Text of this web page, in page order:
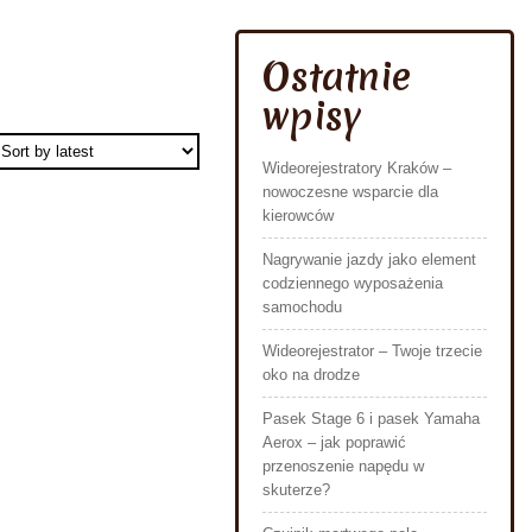
Ostatnie
wpisy
Wideorejestratory Kraków –
nowoczesne wsparcie dla
kierowców
Nagrywanie jazdy jako element
codziennego wyposażenia
samochodu
Wideorejestrator – Twoje trzecie
oko na drodze
Pasek Stage 6 i pasek Yamaha
Aerox – jak poprawić
przenoszenie napędu w
skuterze?